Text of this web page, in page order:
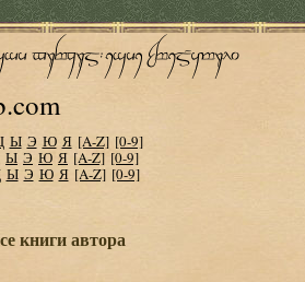
Ы Э Ю Я [A-Z] [0-9]
Ы Э Ю Я [A-Z] [0-9]
Ы Э Ю Я [A-Z] [0-9]
книги автора